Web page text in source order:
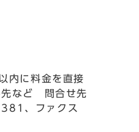
内に料金を直接
など 問合せ先
、ファクス